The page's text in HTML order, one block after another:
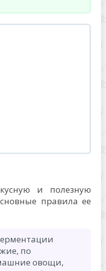
и полезную
правила ее
по
овощи,